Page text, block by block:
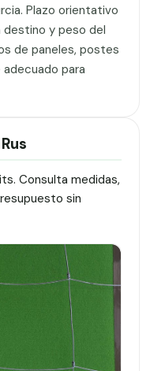
Plazo orientativo
destino y peso del
de paneles, postes
para
Consulta medidas,
sin